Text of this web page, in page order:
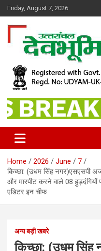
Skip
to
content
Friday, August 7, 2026
Dev Bhoomi
Home 2026 June
7
किच्छा: (उधम सिंह नगर)एसएसपी
और मारपीट करने वाले 08 हुड़दंगियों
एडिटर इन चीफ
अन्य बड़ी खबरे
किच्छा: (उधम सिंह